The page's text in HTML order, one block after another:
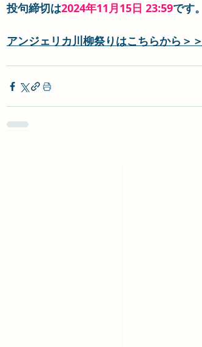
投句締切は2024年11月15日 23:59です。
アンジェリカ川柳祭りはこちらから＞＞